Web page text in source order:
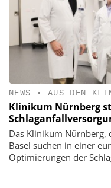
NEWS • AUS DEN
Klinikum Nürnberg
Das Klinikum Nürnberg,
Basel suchen in einer
Optimierungen der